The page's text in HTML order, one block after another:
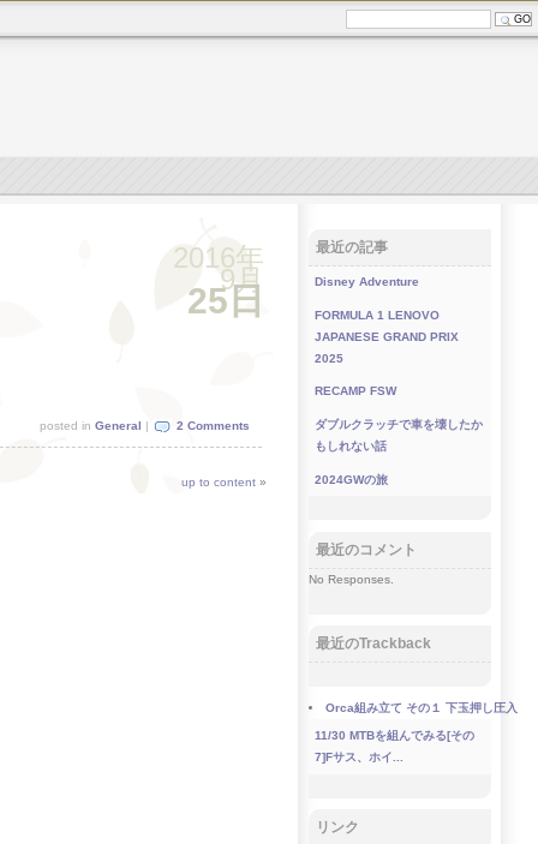
2016年
9月
25日
posted inGeneral | 2 Comments
up to content »
最近の記事
Disney Adventure
FORMULA 1 LENOVO
JAPANESE GRAND PRIX
2025
RECAMP FSW
ダブルクラッチで車を壊したか
もしれない話
2024GWの旅
最近のコメント
No Responses.
最近のTrackback
Orca組み立て その１ 下玉押し圧入
11/30 MTBを組んでみる[その
7]Fサス、ホイ...
リンク